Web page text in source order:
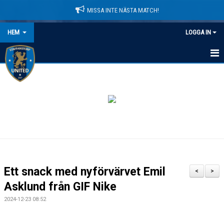
MISSA INTE NÄSTA MATCH!
HEM LOGGA IN
HEM
DOMARINFORMATION
>
<
Ett snack med nyförvärvet Emil
Asklund från GIF Nike
2024-12-23 08:52